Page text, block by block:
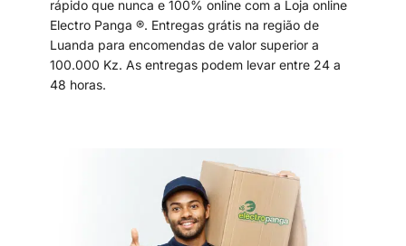
rápido que nunca e 100% online com a Loja online
Electro Panga ®. Entregas grátis na região de
Luanda para encomendas de valor superior a
100.000 Kz. As entregas podem levar entre 24 a
48 horas.